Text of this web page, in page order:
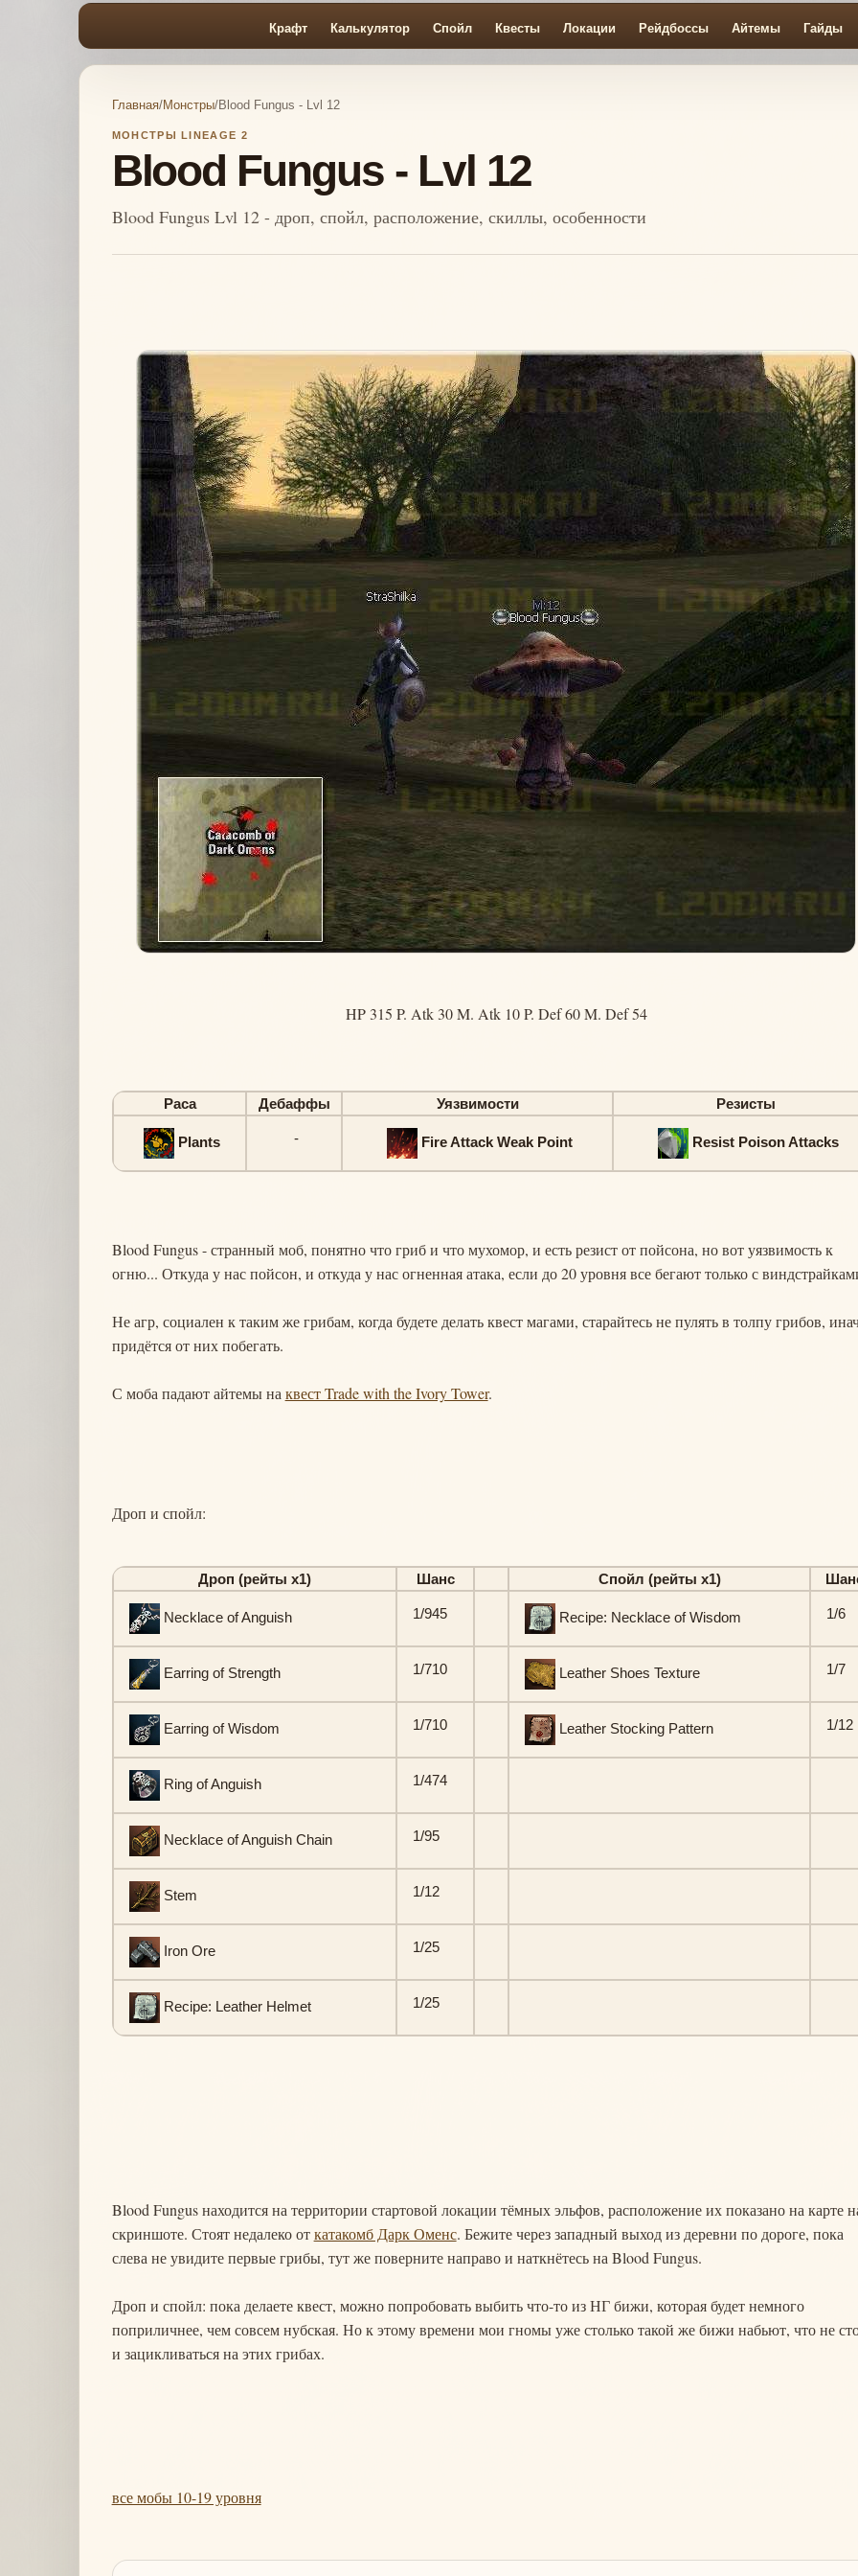
Крафт Калькулятор Спойл Квесты Локации Рейдбоссы Айтемы Гайды
Главная/Монстры/Blood Fungus - Lvl 12
МОНСТРЫ LINEAGE 2
Blood Fungus - Lvl 12
Blood Fungus Lvl 12 - дроп, спойл, расположение, скиллы, особенности
HP 315 P. Atk 30 M. Atk 10 P. Def 60 M. Def 54
Раса Дебаффы Уязвимости Резисты
Plants - Fire Attack Weak Point Resist Poison Attacks
Blood Fungus - странный моб, понятно что гриб и что мухомор, и есть резист от пойсона, но вот уязвимость к
огню... Откуда у нас пойсон, и откуда у нас огненная атака, если до 20 уровня все бегают только с
Не агр, социален к таким же грибам, когда будете делать квест магами, старайтесь не пулять в толпу грибов,
придётся от них побегать.
С моба падают айтемы на квест Trade with the Ivory Tower.
Дроп и спойл:
Дроп (рейты х1) Шанс Спойл (рейты х1)
Necklace of Anguish 1/945 Recipe: Necklace of Wisdom 1/6
Earring of Strength 1/710 Leather Shoes Texture 1/7
Earring of Wisdom 1/710 Leather Stocking Pattern 1/12
Ring of Anguish 1/474
Necklace of Anguish Chain 1/95
Stem 1/12
Iron Ore 1/25
Recipe: Leather Helmet 1/25
Blood Fungus находится на территории стартовой локации тёмных эльфов, расположение их показано на карте
скриншоте. Стоят недалеко откатакомб Дарк Оменс. Бежите через западный выход из деревни по дороге, пока
слева не увидите первые грибы, тут же поверните направо и наткнётесь на Blood Fungus.
Дроп и спойл: пока делаете квест, можно попробовать выбить что-то из НГ бижи, которая будет немного
поприличнее, чем совсем нубская. Но к этому времени мои гномы уже столько такой же бижи набьют, что не
и зацикливаться на этих грибах.
все мобы 10-19 уровня